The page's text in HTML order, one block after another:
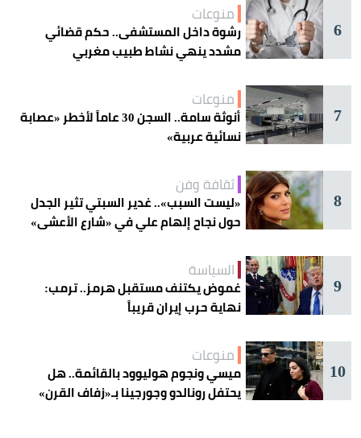
6
منوعات
رشوة داخل المستشفى.. حكم قضائي
مشدد ينهي نشاط طبيب مغربي
7
منوعات
أنوثة سامة.. السجن 30 عاماً لأخطر «عصابة
نسائية عربية»
8
ثقافة وفن
«ليست السبب».. غدير السبتي تثير الجدل
حول نجاح إلهام علي في «شارع الأعشى»
9
السياسة
غموض يكتنف مستقبل هرمز.. ترمب:
نهاية حرب إيران قريباً
10
منوعات
ميسي ونجوم هوليوود بالقائمة.. هل
يحتفل رونالدو وجورجينا بـ«زفاف القرن»